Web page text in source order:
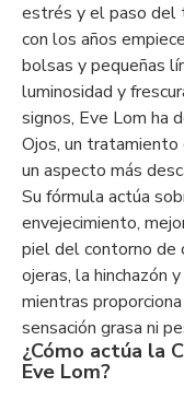
estrés y el paso del
con los años
bolsas y pequeñas
luminosidad y
signos, Eve Lom ha
Ojos, un tratamiento
un aspecto más
Su fórmula actúa
envejecimiento,
piel del contorno de
ojeras, la hinchazón
mientras
sensación grasa ni
¿Cómo actúa la
Eve Lom?